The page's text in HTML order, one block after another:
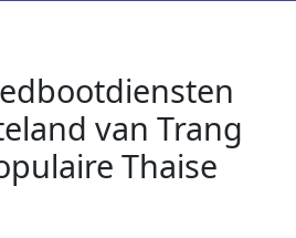
van Trang
Thaise